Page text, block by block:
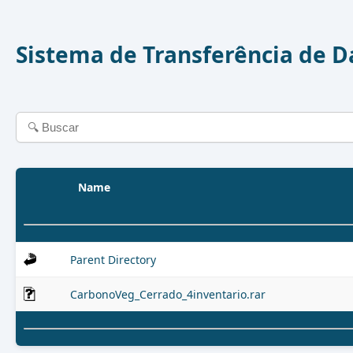
Sistema de Transferência de
Name
Parent Directory
CarbonoVeg_Cerrado_4inventario.rar